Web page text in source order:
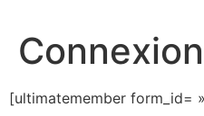
Connexion
[ultimatemember form_id=